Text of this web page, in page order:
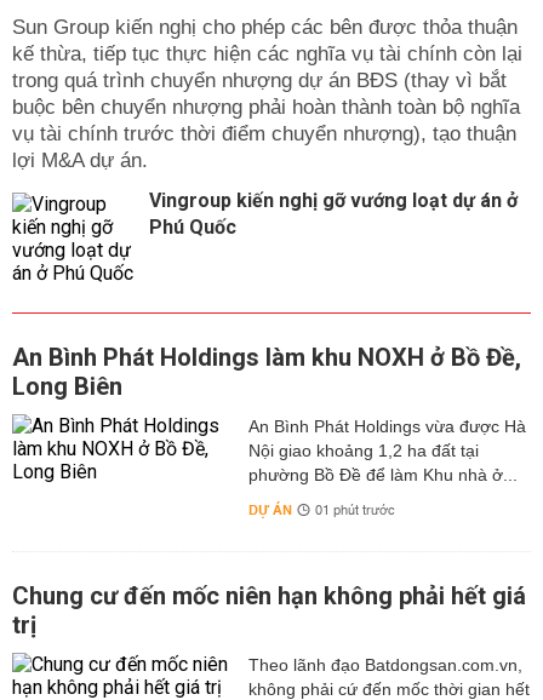
nay cho đến 3 ngày tới, ở các tỉnh Bắc Bộ sẽ có mưa
dông diện rộng; riêng ở vùng núi và trung du sẽ tiếp tục
có mưa vừa, mưa to, có nơi mưa rất to (lượng mưa phổ
biến từ 50-100mm/24 giờ, có nơi trên 120mm/24 giờ).
Dự báo trong 3 ngày tới ở các khu vực trong thành phố
cũng sẽ có mưa dông diện rộng, cục bộ có mưa vừa và
80mm/24h). Trong mưa dông có khả năng xảy ra lốc,
sét, mưa đá và gió giật mạnh.
Thời tiết 3 ngày tới khu vực Hà Nội chủ yếu:
Có mưa vừa, mưa to, có nơi mưa rất to và dông.
Trong mưa dông có khả năng xảy ra lốc, sét và gió giật
mạnh.
Dự báo thời tiết Hà Nội ngày mai và 3 ngày tới
Như vậy, sau những ngày nắng nóng kỷ lục và kéo dài,
thời tiết Hà Nội 3 ngày tới đã có những chuyển biến tích
cực hơn, mưa dông kéo về xóa tan cái nắng nóng gay
Xem dự báo thời tiết Hà Nội hôm nay
NGÀY MÔ TẢ
THẤP
LG.MƯA GIÓ
ẨM
Sun Group kiến nghị cho phép các bên được thỏa thuận
kế thừa, tiếp tục thực hiện các nghĩa vụ tài chính còn lại
trong quá trình chuyển nhượng dự án BĐS (thay vì bắt
buộc bên chuyển nhượng phải hoàn thành toàn bộ nghĩa
vụ tài chính trước thời điểm chuyển nhượng), tạo thuận
lợi M&A dự án.
Vingroup kiến nghị gỡ vướng loạt dự án ở
Phú Quốc
An Bình Phát Holdings làm khu NOXH ở Bồ Đề,
Long Biên
An Bình Phát Holdings vừa được Hà
Nội giao khoảng 1,2 ha đất tại
phường Bồ Đề để làm Khu nhà ở...
DỰ ÁN 01 phút trước
Chung cư đến mốc niên hạn không phải hết giá
trị
Theo lãnh đạo Batdongsan.com.vn,
không phải cứ đến mốc thời gian hết